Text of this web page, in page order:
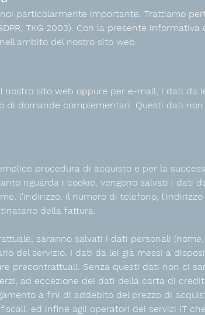
particolarmente importante. Trattiamo
TKG 2003). Con la presente
del nostro sito web.
nostro sito web oppure per e-mail, i dati da
di domande complementari. Questi dati
procedura di acquisto e per la
riguarda i cookie, vengono salvati i dati
l'indirizzo, il numero di telefono,
della fattura.
saranno salvati i dati personali
del servizio. I dati da lei già messi a
precontrattuali. Senza questi dati non ci
ad eccezione dei dati della carta di
a fini di addebito del prezzo di
ed infine agli operatori dei servizi IT